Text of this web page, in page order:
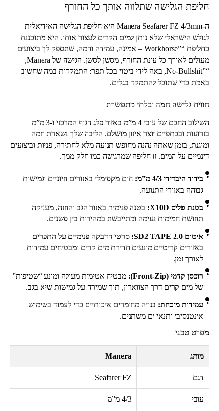
חליפת הגלישה שתלווה אותך כל החורף
ה-Manera Seafarer FZ 4/3mmהיא חליפת הגלישה האידיאלית
לגולש הישראלי שלא נותן למים הקרים לעצור אותו. היא מתוכננת
כחליפת “Workhorse”– אמינה, עמידה וחמה, שתספק לך ביצועים
מעולים לאורך כל עונת החורף, מסשן לסשן. הגישה של Manera
,
“
No-Bullshit”, באה לידי ביטוי בכל תפר: התמקדות במה שחשוב
באמת כדי שתוכל להתמקד בגלים.
חווית גלישה חמה ובלתי מתפשרת
השילוב החכם של עובי 4 מ”מ באזור פלג הגוף המרכזי ו-3 מ”מ
בזרועות ובכתפיים יוצר איזון מושלם. הליבה שלך נשארת חמה
ומוגנת, בזמן שאתה נהנה מחופש תנועה מלא לחתירה, פניות וביצועים
דינמיים על המים. זו חליפה שמרגישה כמו חלק ממך.
בידוד היברידי 4/3מ”מ: חום מקסימלי באזורים חיוניים וגמישות
גבוהה באזורי התנועה.
בטנת פליס X10D
: בטנה פנימית באזור הגב והחזה, מעניקה
תחושת חמימות נעימה ומתייבשת במהירות בין סשנים.
איטום SD2 TAPE 2.0
: סרטי הדבקה פנימיים על התפרים
באזורים קריטיים מונעים חדירת מים קרים ומבטיחים עמידות
לאורך זמן.
רוכסן קדמי (Front-Zip
): מבטיח אטימות מעולה ומונע “שטיפות”
של מים קרים דרך הצווארון, תוך שמירה על גמישות שיא בגב.
עמידות מוכחת: בנויה מחומרים איכותיים כדי לעמוד בשימוש
אינטנסיבי ותנאי ים משתנים.
מפרט טכני
מותג Manera
דגם Seafarer FZ
עובי 4/3מ”מ